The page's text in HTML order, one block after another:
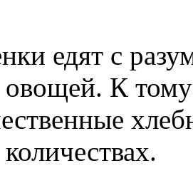
едят с
овощей. К